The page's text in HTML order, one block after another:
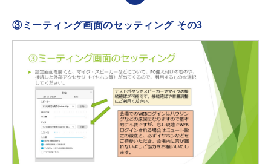
③ミーティング画面のセッティング その3